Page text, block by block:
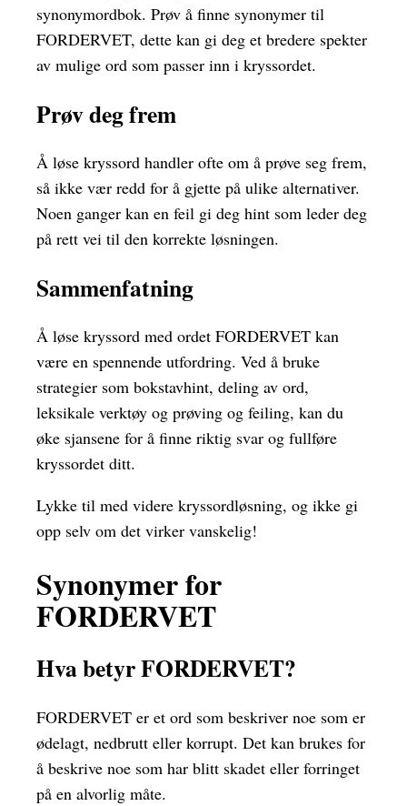
synonymordbok. Prøv å finne synonymer til
FORDERVET, dette kan gi deg et bredere spekter
av mulige ord som passer inn i kryssordet.
Prøv deg frem
Å løse kryssord handler ofte om å prøve seg frem,
så ikke vær redd for å gjette på ulike alternativer.
Noen ganger kan en feil gi deg hint som leder deg
på rett vei til den korrekte løsningen.
Sammenfatning
Å løse kryssord med ordet FORDERVET kan
være en spennende utfordring. Ved å bruke
strategier som bokstavhint, deling av ord,
leksikale verktøy og prøving og feiling, kan du
øke sjansene for å finne riktig svar og fullføre
kryssordet ditt.
Lykke til med videre kryssordløsning, og ikke gi
opp selv om det virker vanskelig!
Synonymer for
FORDERVET
Hva betyr FORDERVET?
FORDERVET er et ord som beskriver noe som er
ødelagt, nedbrutt eller korrupt. Det kan brukes for
å beskrive noe som har blitt skadet eller forringet
på en alvorlig måte.